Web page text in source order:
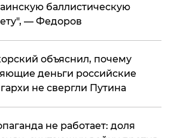
баллистическую
— Федоров
объяснил, почему
деньги российские
не свергли Путина
не работает: доля